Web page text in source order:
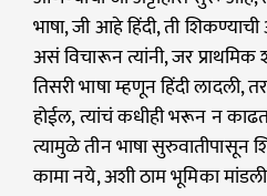
भाषा, जी आहे हिंदी, ती
असं विचारून त्यांनी, जर प्राथमिक
तिसरी भाषा म्हणून हिंदी लादली,
होईल, त्यांचं कधीही भरून न
त्यामुळे तीन भाषा सुरुवातीपासून
कामा नये, अशी ठाम भूमिका